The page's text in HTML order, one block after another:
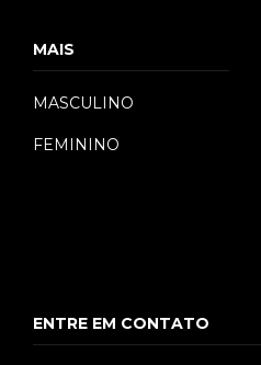
MAIS
MASCULINO
FEMININO
ENTRE EM CONTATO